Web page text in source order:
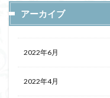
アーカイブ
2022年6月
2022年4月